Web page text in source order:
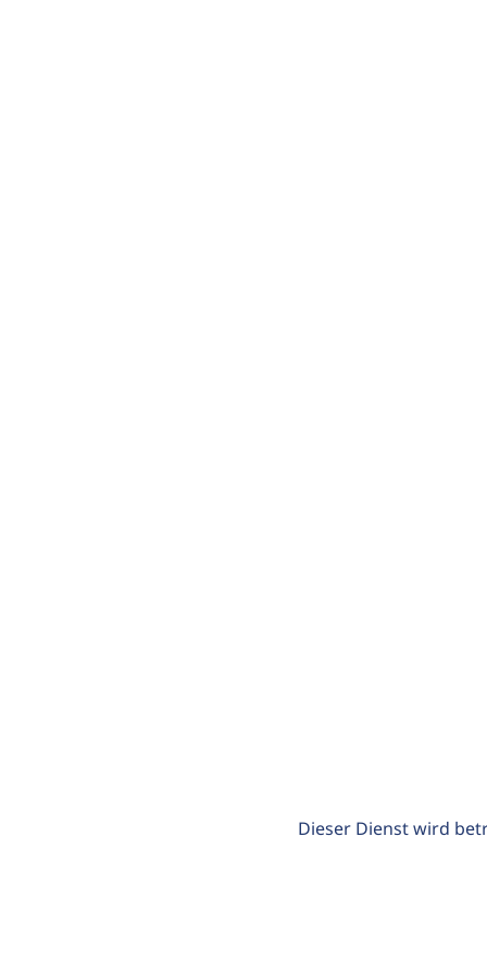
Dieser Dienst wird